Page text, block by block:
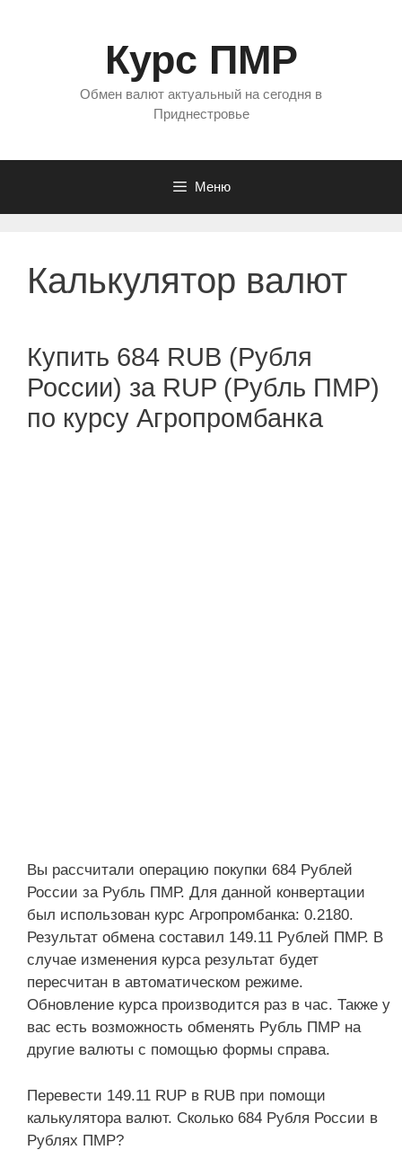
Курс ПМР
Обмен валют актуальный на сегодня в
Приднестровье
Меню
Калькулятор валют
Купить 684 RUB (Рубля
России) за RUP (Рубль ПМР)
по курсу Агропромбанка
Вы рассчитали операцию покупки 684 Рублей
России за Рубль ПМР. Для данной конвертации
был использован курс Агропромбанка: 0.2180.
Результат обмена составил 149.11 Рублей ПМР. В
случае изменения курса результат будет
пересчитан в автоматическом режиме.
Обновление курса производится раз в час. Также у
вас есть возможность обменять Рубль ПМР на
другие валюты с помощью формы справа.
Перевести 149.11 RUP в RUB при помощи
калькулятора валют. Сколько 684 Рубля России в
Рублях ПМР?